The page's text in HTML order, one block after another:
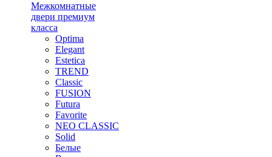
Межкомнатные
двери премиум
класса
Optima
Elegant
Estetica
TREND
Classic
FUSION
Futura
Favorite
NEO CLASSIC
Solid
Белые